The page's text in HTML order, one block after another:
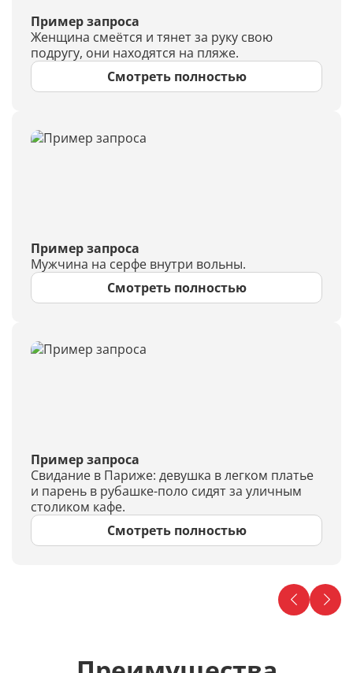
Пример запроса
Женщина смеётся и тянет за руку свою
подругу, они находятся на пляже.
Смотреть полностью
Пример запроса
Мужчина на серфе внутри вольны.
Смотреть полностью
Пример запроса
Свидание в Париже: девушка в легком платье
и парень в рубашке-поло сидят за уличным
столиком кафе.
Смотреть полностью